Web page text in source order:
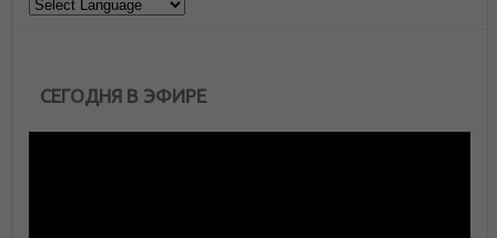
СЕГОДНЯ В ЭФИРЕ